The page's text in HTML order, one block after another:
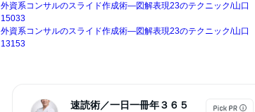
外資系コンサルのスライド作成術―図解表現23のテクニック/山
15033
外資系コンサルのスライド作成術―図解表現23のテクニック/山
13153
速読術／一日一冊年３６５